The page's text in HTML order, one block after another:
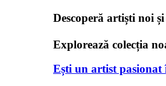
Descoperă artiști noi
Explorează colecția
Ești un artist pasionat